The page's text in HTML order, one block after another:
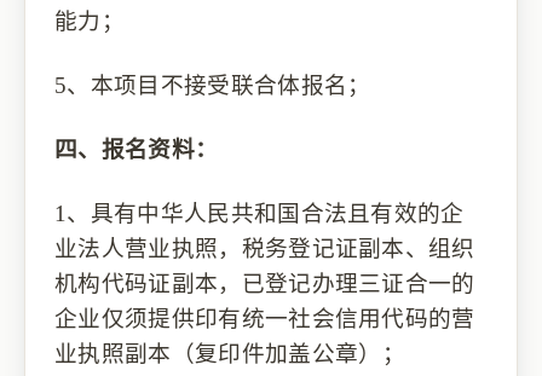
能力；
5、本项目不接受联合体报名；
四、报名资料：
1、 具有中华人民共和国合法 且有效的企
业法人营业执照，税务登记证副本、组织
机构代码证副本，已登记办理三证合一的
企业仅须提供印有统一社会信用代码的营
业执照副本 （复印件加盖公章） ；